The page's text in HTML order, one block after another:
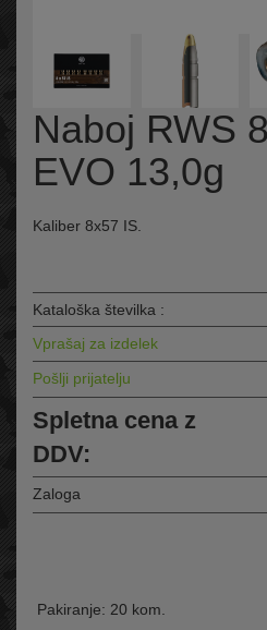
Naboj RWS
EVO 13,0g
Kaliber 8x57 IS.
Kataloška številka :
Vprašaj za izdelek
Pošlji prijatelju
Spletna cena z
DDV:
Zaloga
Pakiranje: 20 kom.